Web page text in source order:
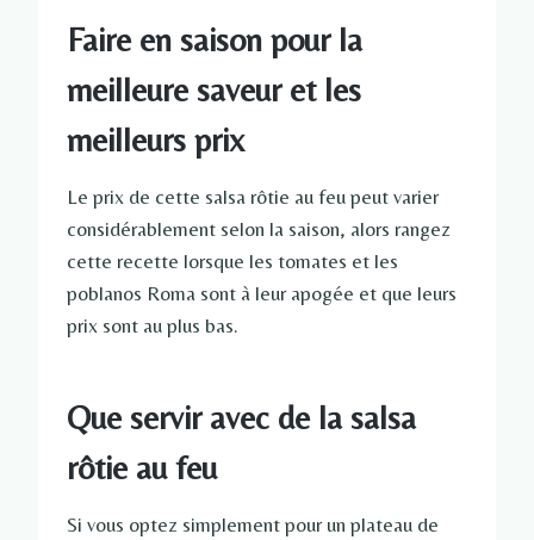
Faire en saison pour la
meilleure saveur et les
meilleurs prix
Le prix de cette salsa rôtie au feu peut varier
considérablement selon la saison, alors rangez
cette recette lorsque les tomates et les
poblanos Roma sont à leur apogée et que leurs
prix sont au plus bas.
Que servir avec de la salsa
rôtie au feu
Si vous optez simplement pour un plateau de